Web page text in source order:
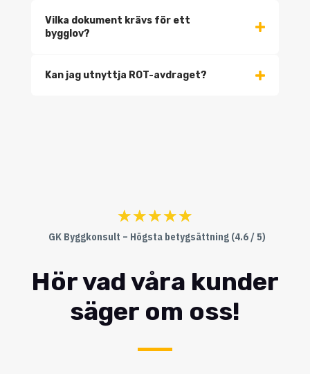
Vilka dokument krävs för ett
bygglov?
Kan jag utnyttja ROT-avdraget?
☆☆☆☆☆
GK Byggkonsult – Högsta betygsättning (4.6 / 5)
Hör vad våra kunder
säger om oss!